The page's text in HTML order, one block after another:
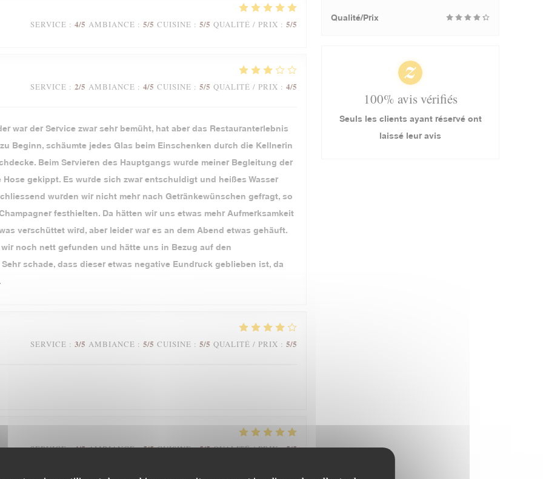
SERVICE : 4/5 AMBIANCE : 5/5 CUISINE : 5/5 QUALITÉ / PRIX : 5/5
SERVICE : 2/5 AMBIANCE : 4/5 CUISINE : 5/5 QUALITÉ / PRIX : 4/5
war der Service zwar sehr bemüht, hat aber das Restauranterlebnis
Beginn, schäumte jedes Glas beim Einschenken durch die Kellnerin
Beim Servieren des Hauptgangs wurde meiner Begleitung der
gekippt. Es wurde sich zwar entschuldigt und heißes Wasser
wurden wir nicht mehr nach Getränkewünschen gefragt, so
festhielten. Da hätten wir uns etwas mehr Aufmerksamkeit
verschüttet wird, aber leider war es an dem Abend etwas gehäuft.
noch nett gefunden und hätte uns in Bezug auf den
schade, dass dieser etwas negative Eundruck geblieben ist, da
SERVICE : 3/5 AMBIANCE : 5/5 CUISINE : 5/5 QUALITÉ / PRIX : 5/5
SERVICE: 4/5 AMBIANCE: 5/5 CUISINE: 5/5 QUALITÉ / PRIX: 5/5
Qualité/Prix
100% avis vérifiés
Seuls les clients ayant réservé ont
laissé leur avis